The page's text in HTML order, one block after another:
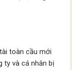
toàn cầu mới
ty và cá nhân bị